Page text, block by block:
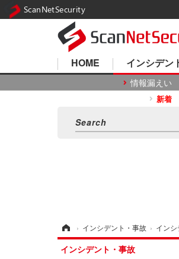
HOME インシデン
情報漏えい
新着
› インシデント・事故 › イン
インシデント・事故
ScanNetSecurity